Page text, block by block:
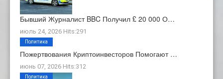
Бывший Журналист BBC Получил £ 20 000 О…
июль 24, 2026 Hits:291
Пожертвования Криптоинвесторов Помогают …
июнь 07, 2026 Hits:312
Политика
Политика